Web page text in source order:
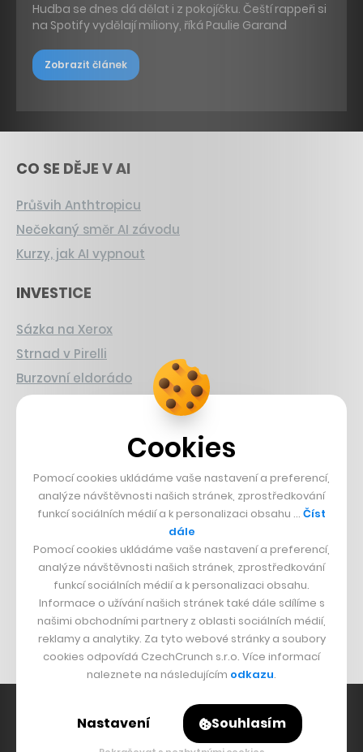
Hudba se dnes dá dělat i z pokojíčku. Čeští rappeři si
na Spotify vydělají miliony, říká Paulie Garand
Zobrazit článek
CO SE DĚJE V AI
Průšvih Anthtropicu
Nečekaný směr AI závodu
Kurzy, jak AI vypnout
INVESTICE
Sázka na Xerox
Strnad v Pirelli
Burzovní eldorádo
Boční projekt, co se zvrtnul
Francouzský šéfkuchař na Šumavě
Dva golfisti, co pečou
DESIGN
Bomma není tichá
Originální hodinky
Nábytek z betonu
Cookies
Pomocí cookies ukládáme vaše nastavení a preferencí,
analýze návštěvnosti našich stránek, zprostředkování
funkcí sociálních médií a k personalizaci obsahu … Číst
dále
Pomocí cookies ukládáme vaše nastavení a preferencí,
analýze návštěvnosti našich stránek, zprostředkování
funkcí sociálních médií a k personalizaci obsahu.
Informace o užívání našich stránek také dále sdílíme s
našimi obchodními partnery z oblasti sociálních médií,
reklamy a analytiky. Za tyto webové stránky a soubory
cookies odpovídá CzechCrunch s.r.o. Více informací
naleznete na následujícím odkazu.
Nastavení Souhlasím